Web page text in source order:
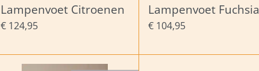
Lampenvoet Citroenen
€ 124,95
Lampenvoet Fuchsia
€ 104,95